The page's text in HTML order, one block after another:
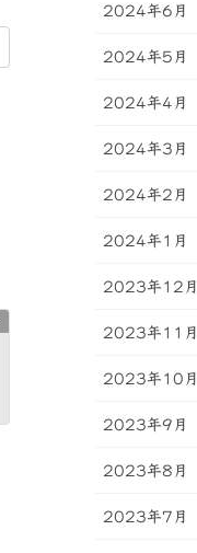
2024年6月
2024年5月
2024年4月
2024年3月
2024年2月
2024年1月
2023年12月
2023年11月
2023年10月
2023年9月
2023年8月
2023年7月